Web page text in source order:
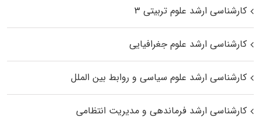
کارشناسی ارشد علوم تربیتی ۳
کارشناسی ارشد علوم جغرافیایی
کارشناسی ارشد علوم سیاسی و روابط بین الملل
کارشناسی ارشد فرماندهی و مدیریت انتظامی